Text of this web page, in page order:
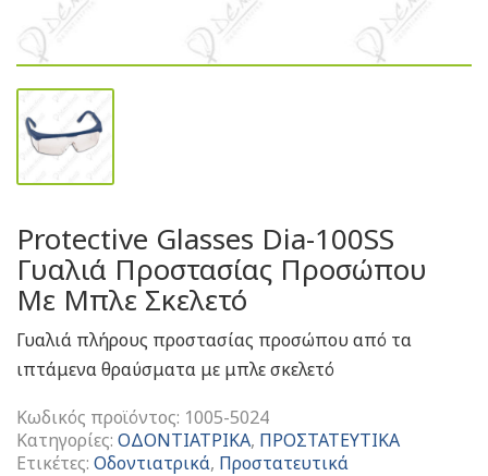
Protective Glasses Dia-100SS
Γυαλιά Προστασίας Προσώπου
Με Μπλε Σκελετό
Γυαλιά πλήρους προστασίας προσώπου από τα
ιπτάμενα θραύσματα με μπλε σκελετό
Κωδικός προϊόντος: 1005-5024
Κατηγορίες: ΟΔΟΝΤΙΑΤΡΙΚΑ, ΠΡΟΣΤΑΤΕΥΤΙΚΑ
Ετικέτες: Οδοντιατρικά, Προστατευτικά